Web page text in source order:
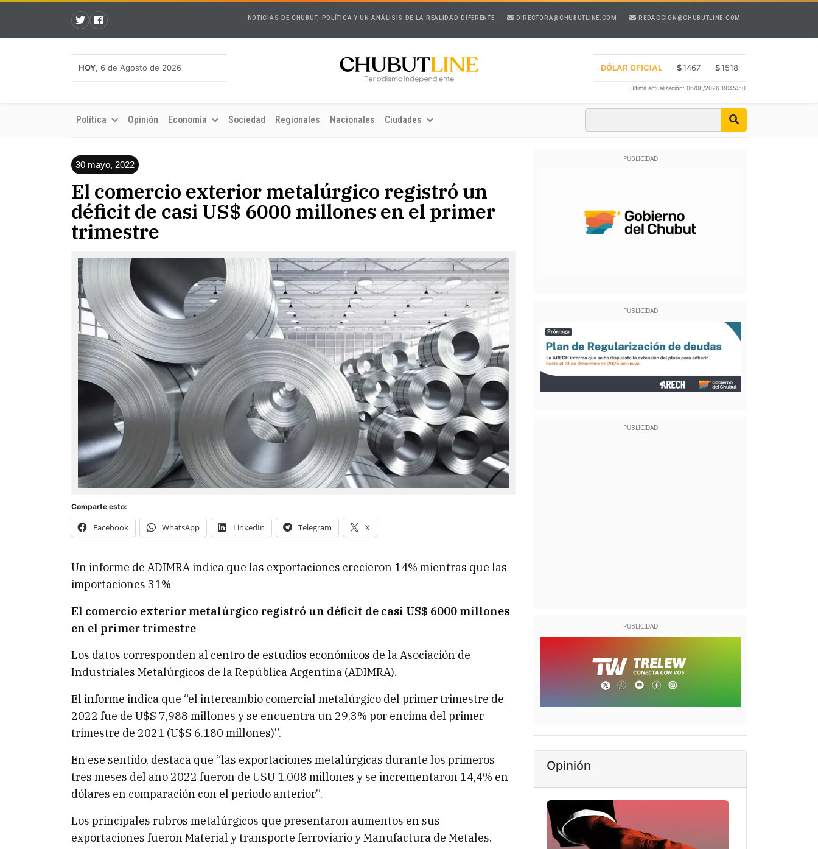
NOTICIAS DE CHUBUT, POLÍTICA Y UN ANÁLISIS DE LA REALIDAD DIFERENTE DIRECTORA@CHUBUTLINE.COM REDACCION@CHUBUTLINE.COM
HOY, 6 de Agosto de 2026 DÓLAR OFICIAL $1467 $1518
Última actualización: 06/08/2026 19:45:50
Política Opinión Economía Sociedad Regionales Nacionales Ciudades
30 mayo, 2022
El comercio exterior metalúrgico registró un
déficit de casi US$ 6000 millones en el primer
trimestre
Comparte esto:
Facebook WhatsApp LinkedIn Telegram X
Un informe de ADIMRA indica que las exportaciones crecieron 14% mientras que las
importaciones 31%
El comercio exterior metalúrgico registró un déficit de casi US$ 6000 millones
en el primer trimestre
Los datos corresponden al centro de estudios económicos de la Asociación de
Industriales Metalúrgicos de la República Argentina (ADIMRA).
El informe indica que “el intercambio comercial metalúrgico del primer trimestre de
2022 fue de U$S 7,988 millones y se encuentra un 29,3% por encima del primer
trimestre de 2021 (U$S 6.180 millones)”.
En ese sentido, destaca que “las exportaciones metalúrgicas durante los primeros
tres meses del año 2022 fueron de U$U 1.008 millones y se incrementaron 14,4% en
dólares en comparación con el periodo anterior”.
Los principales rubros metalúrgicos que presentaron aumentos en sus
exportaciones fueron Material y transporte ferroviario y Manufactura de Metales.
Opinión